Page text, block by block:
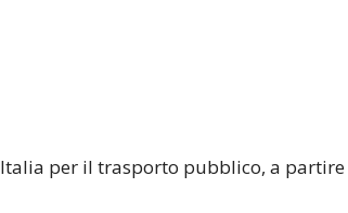
per il trasporto pubblico, a partire